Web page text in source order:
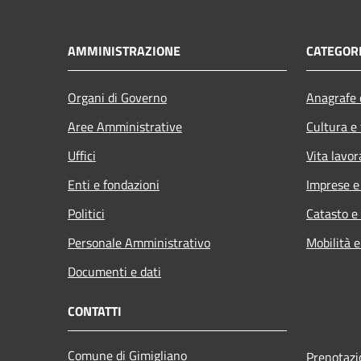
AMMINISTRAZIONE
Organi di Governo
Aree Amministrative
Uffici
Enti e fondazioni
Politici
Personale Amministrativo
Documenti e dati
Cultura
Vita
Imprese
Catasto
Mobilità
CONTATTI
Comune di Gimigliano